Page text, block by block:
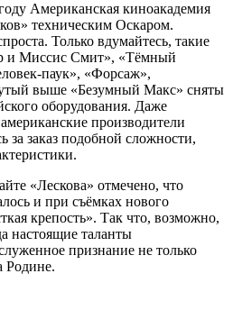
Американская киноакадемия
техническим Оскаром.
Только вдумайтесь, такие
и Миссис Смит», «Тёмный
паук», «Форсаж»,
выше «Безумный Макс» сняты
оборудования. Даже
производители
за заказ подобной сложности,
«Лескова» отмечено, что
и при съёмках нового
крепость». Так что, возможно,
настоящие таланты
признание не только
Родине.